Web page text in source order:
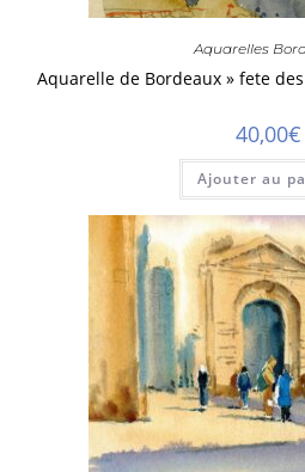
Aquarelles
Aquarelle de Bordeaux » fete
40,00€
Ajouter au